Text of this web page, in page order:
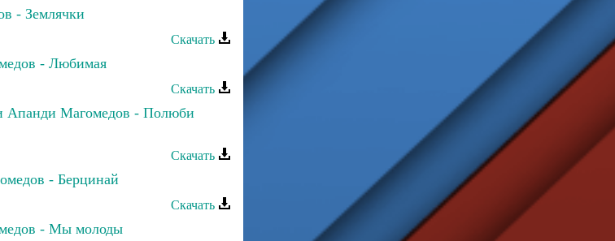
- Землячки
Скачать
- Любимая
Скачать
Апанди Магомедов - Полюби
Скачать
- Берцинай
Скачать
- Мы молоды